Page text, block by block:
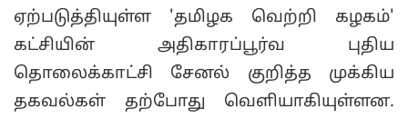
ஏற்படுத்தியுள்ள 'தமிழக வெற்றி கழகம்'
கட்சியின் அதிகாரப்பூர்வ புதிய
தொலைக்காட்சி சேனல் குறித்த முக்கிய
தகவல்கள் தற்போது வெளியாகியுள்ளன.